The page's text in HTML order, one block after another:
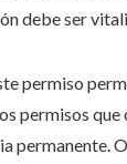
debe ser
permiso
permisos
permanente.